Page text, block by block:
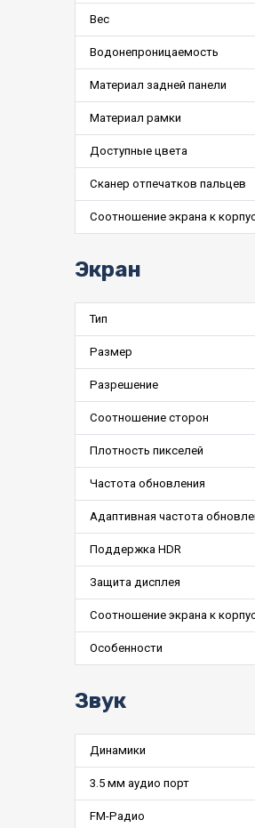
Вес
Водонепроницаемость
Материал задней панели
Материал рамки
Доступные цвета
Сканер отпечатков пальцев
Соотношение экрана к
Экран
Тип
Размер
Разрешение
Соотношение сторон
Плотность пикселей
Частота обновления
Адаптивная частота
Поддержка HDR
Защита дисплея
Соотношение экрана к
Особенности
Звук
Динамики
3.5 мм аудио порт
FM-Радио